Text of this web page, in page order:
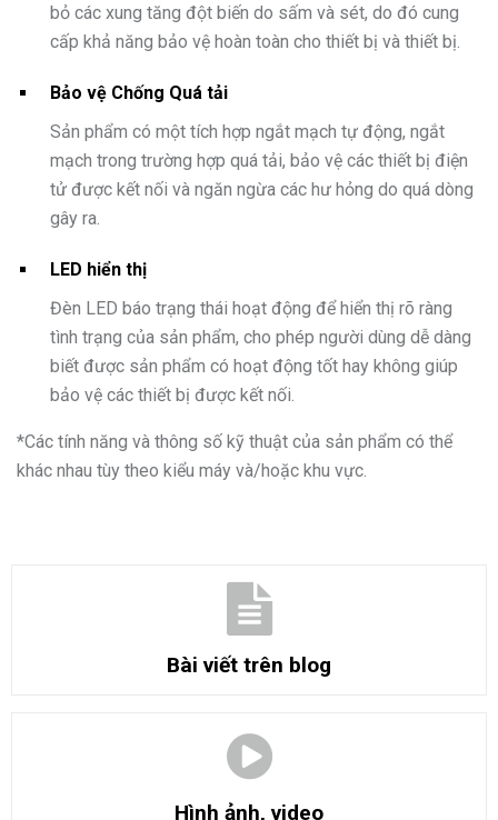
bỏ các xung tăng đột biến do sấm và sét, do đó cung
cấp khả năng bảo vệ hoàn toàn cho thiết bị và thiết bị.
Bảo vệ Chống Quá tải
Sản phẩm có một tích hợp ngắt mạch tự động, ngắt
mạch trong trường hợp quá tải, bảo vệ các thiết bị điện
tử được kết nối và ngăn ngừa các hư hỏng do quá dòng
gây ra.
LED hiển thị
Đèn LED báo trạng thái hoạt động để hiển thị rõ ràng
tình trạng của sản phẩm, cho phép người dùng dễ dàng
biết được sản phẩm có hoạt động tốt hay không giúp
bảo vệ các thiết bị được kết nối.
*Các tính năng và thông số kỹ thuật của sản phẩm có thể
khác nhau tùy theo kiểu máy và/hoặc khu vực.
Bài viết trên blog
Hình ảnh, video